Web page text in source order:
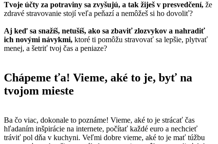
Tvoje účty za potraviny sa zvyšujú, a tak žiješ v presvedčení, že
zdravé stravovanie stojí veľa peňazí a nemôžeš si ho dovoliť?
Aj keď sa snažíš, netušíš, ako sa zbaviť zlozvykov a nahradiť
ich novými návykmi, ktoré ti pomôžu stravovať sa lepšie, plytvať
menej, a šetriť tvoj čas a peniaze?
Chápeme ťa! Vieme, aké to je, byť na
tvojom mieste
Ba čo viac, dokonale to poznáme! Vieme, aké to je strácať čas
hľadaním inšpirácie na internete, počítať každé euro a nechcieť
tráviť pol dňa v kuchyni. Veľmi dobre vieme, aké to je mať túžbu